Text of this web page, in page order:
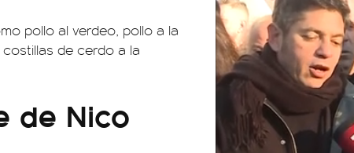
pollo al verdeo, pollo a la
de cerdo a la
de Nico